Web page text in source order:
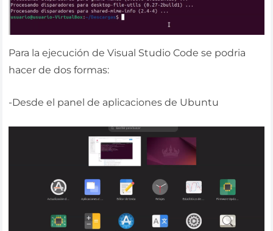
Para la ejecución de Visual Studio Code se podria
hacer de dos formas:
-Desde el panel de aplicaciones de Ubuntu